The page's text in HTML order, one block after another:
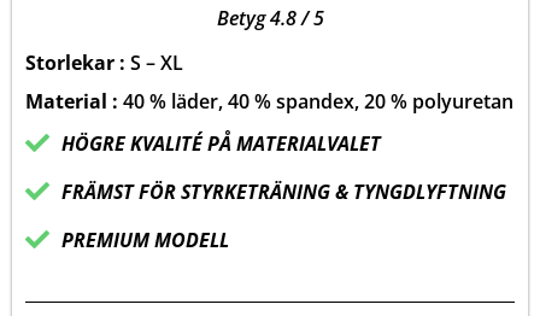
5
Betyg 4.8 / 5
Storlekar : S – XL
Material : 40 % läder, 40 % spandex, 20 % polyuretan
HÖGRE KVALITÉ PÅ MATERIALVALET
FRÄMST FÖR STYRKETRÄNING & TYNGDLYFTNING
PREMIUM MODELL